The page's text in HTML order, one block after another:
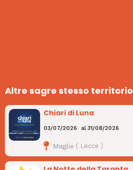
Altre sagre stesso territorio
Chiari di Luna
03/07/2026 al31/08/2026
Maglie ( Lecce )